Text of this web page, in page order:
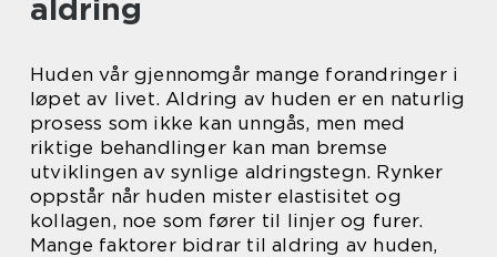
aldring
Huden vår gjennomgår mange forandringer i
løpet av livet. Aldring av huden er en naturlig
prosess som ikke kan unngås, men med
riktige behandlinger kan man bremse
utviklingen av synlige aldringstegn. Rynker
oppstår når huden mister elastisitet og
kollagen, noe som fører til linjer og furer.
Mange faktorer bidrar til aldring av huden,